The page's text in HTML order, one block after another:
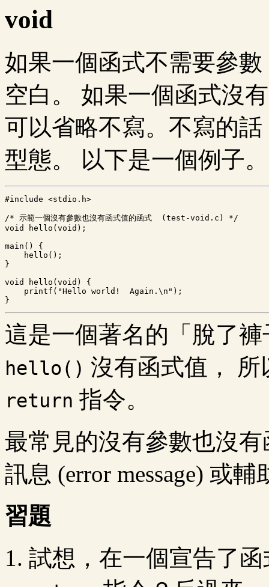
void
如果一個函式不需要參
空白。 如果一個函式沒
可以省略不寫。不寫的
型態。 以下是一個例子。
#include <stdio.h>
/* 示範一個沒有參數也沒有函式值的函式  (test-void.c) */
void hello(void);
main() {
    hello();
}
void hello(void) {
    printf("Hello world!  Again.\n");
這是一個著名的「脫了
hello() 沒有函式值，
return 指令。
最常見的沒有參數也沒
訊息 (error message) 或
習題
試想，在一個宣告了